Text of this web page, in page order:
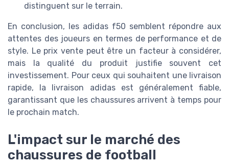
distinguent sur le terrain.
En conclusion, les adidas f50 semblent répondre aux
attentes des joueurs en termes de performance et de
style. Le prix vente peut être un facteur à considérer,
mais la qualité du produit justifie souvent cet
investissement. Pour ceux qui souhaitent une livraison
rapide, la livraison adidas est généralement fiable,
garantissant que les chaussures arrivent à temps pour
le prochain match.
L'impact sur le marché des
chaussures de football